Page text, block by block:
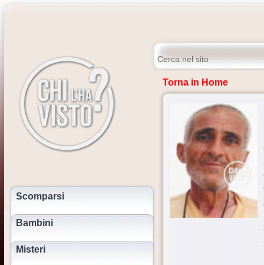
Scomparsi
Bambini
Misteri
Torna in Home